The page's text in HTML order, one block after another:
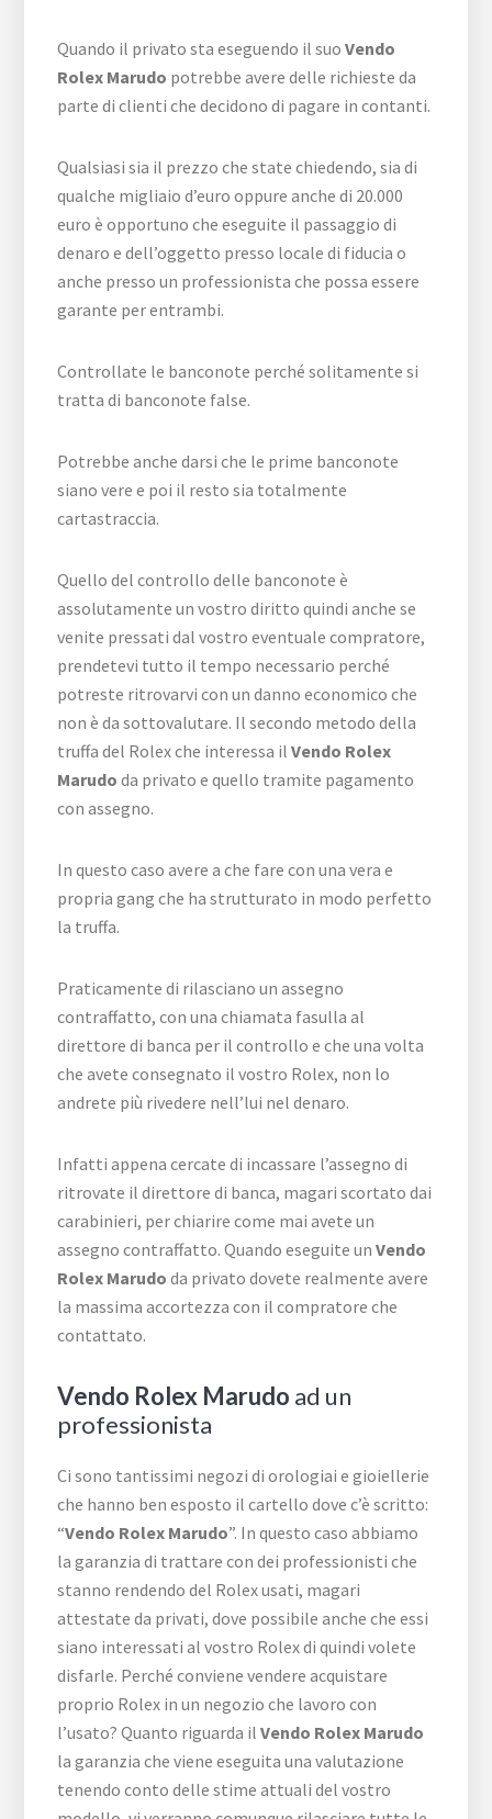
Quando il privato sta eseguendo il suoVendo
Rolex Marudo potrebbe avere delle richieste da
parte di clienti che decidono di pagare in contanti.
Qualsiasi sia il prezzo che state chiedendo, sia di
qualche migliaio d’euro oppure anche di 20.000
euro è opportuno che eseguite il passaggio di
denaro e dell’oggetto presso locale di fiducia o
anche presso un professionista che possa essere
garante per entrambi.
Controllate le banconote perché solitamente si
tratta di banconote false.
Potrebbe anche darsi che le prime banconote
siano vere e poi il resto sia totalmente
cartastraccia.
Quello del controllo delle banconote è
assolutamente un vostro diritto quindi anche se
venite pressati dal vostro eventuale compratore,
prendetevi tutto il tempo necessario perché
potreste ritrovarvi con un danno economico che
non è da sottovalutare. Il secondo metodo della
truffa del Rolex che interessa ilVendo Rolex
Marudo da privato e quello tramite pagamento
con assegno.
In questo caso avere a che fare con una vera e
propria gang che ha strutturato in modo perfetto
la truffa.
Praticamente di rilasciano un assegno
contraffatto, con una chiamata fasulla al
direttore di banca per il controllo e che una volta
che avete consegnato il vostro Rolex, non lo
andrete più rivedere nell’lui nel denaro.
Infatti appena cercate di incassare l’assegno di
ritrovate il direttore di banca, magari scortato dai
carabinieri, per chiarire come mai avete un
assegno contraffatto. Quando eseguite unVendo
Rolex Marudo da privato dovete realmente avere
la massima accortezza con il compratore che
contattato.
Vendo Rolex Marudo ad un
professionista
Ci sono tantissimi negozi di orologiai e gioiellerie
che hanno ben esposto il cartello dove c’è scritto:
“Vendo Rolex Marudo”. In questo caso abbiamo
la garanzia di trattare con dei professionisti che
stanno rendendo del Rolex usati, magari
attestate da privati, dove possibile anche che essi
siano interessati al vostro Rolex di quindi volete
disfarle. Perché conviene vendere acquistare
proprio Rolex in un negozio che lavoro con
l’usato? Quanto riguarda ilVendo Rolex Marudo
la garanzia che viene eseguita una valutazione
tenendo conto delle stime attuali del vostro